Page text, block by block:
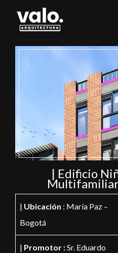
| Edificio
| Ubicación : María Paz –
Bogotá
| Promotor :Sr. Eduardo